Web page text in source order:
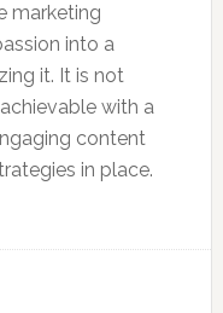
marketing
into a
it. It is not
with a
content
in place.